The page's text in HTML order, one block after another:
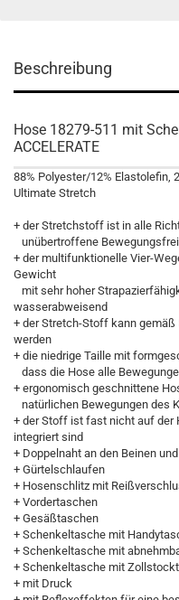
Beschreibung
Hose 18279-511 mit
ACCELERATE
88% Polyester/12% Elastolefin,
Ultimate Stretch
+ der Stretchstoff ist in alle
unübertroffene
+ der multifunktionelle Vier-
Gewicht
mit sehr hoher
wasserabweisend
+ der Stretch-Stoff kann
werden
+ die niedrige Taille mit
dass die Hose alle
+ ergonomisch geschnittene
natürlichen Bewegungen des
+ der Stoff ist fast nicht auf der
integriert sind
+ Doppelnaht an den Beinen
+ Gürtelschlaufen
+ Hosenschlitz mit
+ Vordertaschen
+ Gesäßtaschen
+ Schenkeltasche mit
+ Schenkeltasche mit
+ Schenkeltasche mit
+ mit Druck